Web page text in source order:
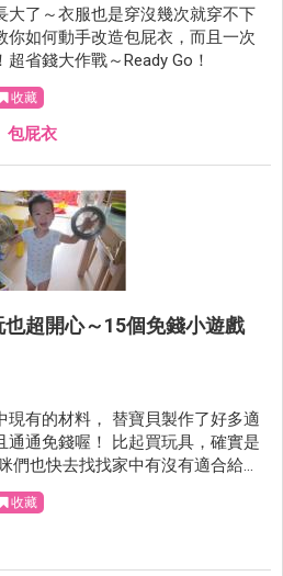
大了～衣服也是穿沒幾次就穿不下
你如何動手改造包屁衣，而且一次
省錢大作戰～Ready Go！
收藏
包屁衣
也超開心～15個免錢小遊戲
有的材料， 替寶貝製作了好多適
通通免錢喔！ 比起買玩具，確實是
們也快去找找家中有沒有適合給寶
收藏